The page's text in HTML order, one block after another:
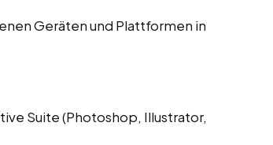
Geräten und Plattformen in
Suite (Photoshop, Illustrator,